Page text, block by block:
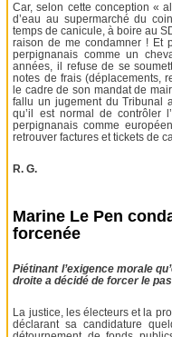
Car, selon cette conception «
d’eau au supermarché du
temps de canicule, à boire au
raison de me condamner ! Et
perpignanais comme un
années, il refuse de se
notes de frais (déplacements,
le cadre de son mandat de
fallu un jugement du Tribunal
qu’il est normal de contrôler
perpignanais comme
retrouver factures et tickets de
R. G.
Marine Le Pen
forcenée
Piétinant l’exigence morale
droite a décidé de forcer le
La justice, les électeurs et la
déclarant sa candidature